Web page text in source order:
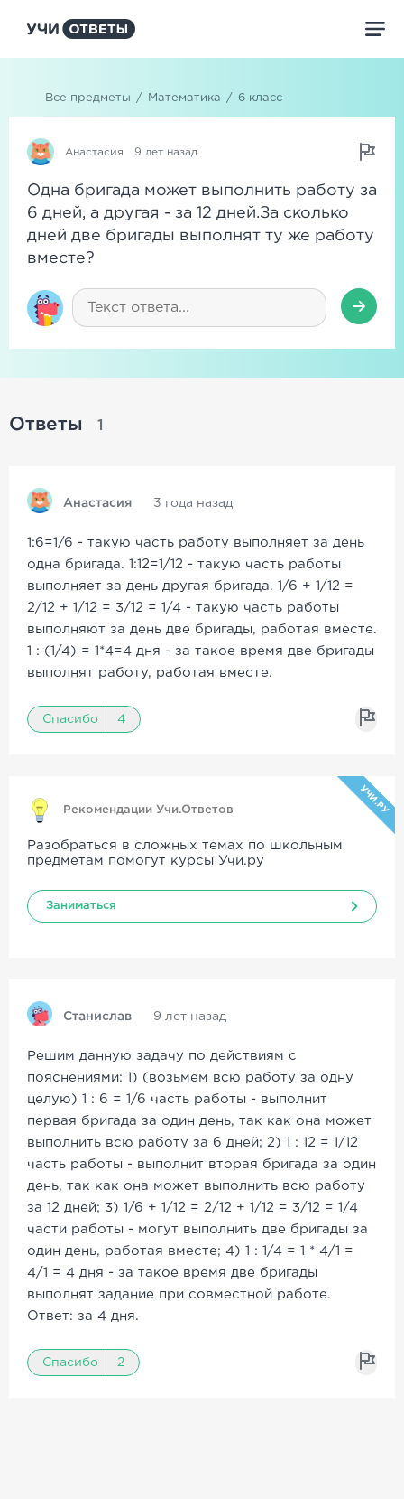
Все предметы / Математика / 6 класс
Анастасия 9 лет назад
Одна бригада может выполнить работу за
6 дней, а другая - за 12 дней.За сколько
дней две бригады выполнят ту же работу
вместе?
Ответы 1
Анастасия 3 года назад
1:6=1/6 - такую часть работу выполняет за день
одна бригада. 1:12=1/12 - такую часть работы
выполняет за день другая бригада. 1/6 + 1/12 =
2/12 + 1/12 = 3/12 = 1/4 - такую часть работы
выполняют за день две бригады, работая вместе.
1 : (1/4) = 1*4=4 дня - за такое время две бригады
выполнят работу, работая вместе.
Спасибо 4
Рекомендации Учи.Ответов УЧИ.РУ
Разобраться в сложных темах по школьным
предметам помогут курсы Учи.ру
Заниматься
Станислав 9 лет назад
Решим данную задачу по действиям с
пояснениями: 1) (возьмем всю работу за одну
целую) 1 : 6 = 1/6 часть работы - выполнит
первая бригада за один день, так как она может
выполнить всю работу за 6 дней; 2) 1 : 12 = 1/12
часть работы - выполнит вторая бригада за один
день, так как она может выполнить всю работу
за 12 дней; 3) 1/6 + 1/12 = 2/12 + 1/12 = 3/12 = 1/4
части работы - могут выполнить две бригады за
один день, работая вместе; 4) 1 : 1/4 = 1 * 4/1 =
4/1 = 4 дня - за такое время две бригады
выполнят задание при совместной работе.
Ответ: за 4 дня.
Спасибо 2